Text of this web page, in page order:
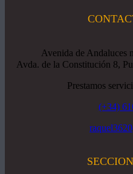
Avenida de Andaluces
Avda. de la Constitución 8,
Prestamos
(+34)